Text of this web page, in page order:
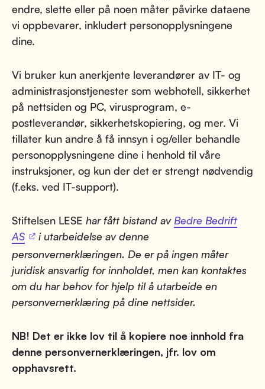
endre, slette eller på noen måter påvirke dataene
vi oppbevarer, inkludert personopplysningene
dine.
Vi bruker kun anerkjente leverandører av IT- og
administrasjonstjenester som webhotell, sikkerhet
på nettsiden og PC, virusprogram, e-
postleverandør, sikkerhetskopiering, og mer. Vi
tillater kun andre å få innsyn i og/eller behandle
personopplysningene dine i henhold til våre
instruksjoner, og kun der det er strengt nødvendig
(f.eks. ved IT-support).
Stiftelsen LESE har fått bistand av Bedre Bedrift
AS
i utarbeidelse av denne
personvernerklæringen. De er på ingen måter
juridisk ansvarlig for innholdet, men kan kontaktes
om du har behov for hjelp til å utarbeide en
personvernerklæring på dine nettsider.
NB! Det er ikke lov til å kopiere noe innhold fra
denne personvernerklæringen, jfr. lov om
opphavsrett.